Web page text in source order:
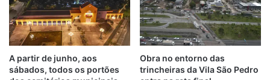
A partir de junho, aos
sábados, todos os portões
Obra no entorno das
trincheiras da Vila São Pedro